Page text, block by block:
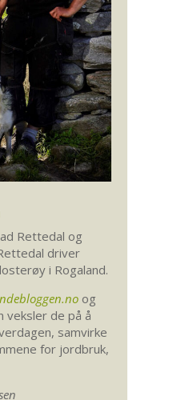
Rettedal og
driver
i Rogaland.
og
veksler de på å
samvirke
for jordbruk,